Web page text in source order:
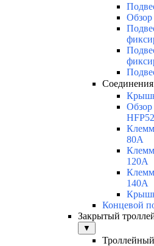
Обзор
Обзор
HFP52
80A
120A
140A
Концевой
Закрытый
▼